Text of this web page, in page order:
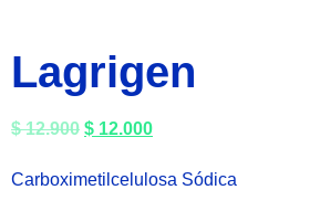
Lagrigen
$12.900 $ 12.000
Carboximetilcelulosa Sódica